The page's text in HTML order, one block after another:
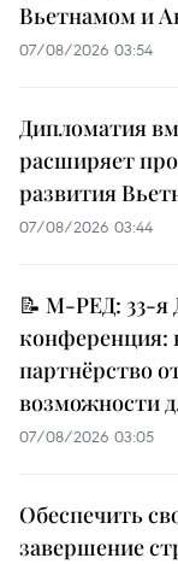
Вьетнамом и
07/08/2026 03:54
Дипломатия
расширяет
развития
07/08/2026 03:44
📝 М-РЕД: 33-я
конференция:
партнёрство
возможности
07/08/2026 03:05
Обеспечить
завершение